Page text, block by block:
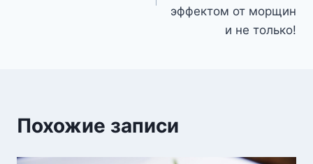
эффектом от морщин
и не только!
Похожие записи